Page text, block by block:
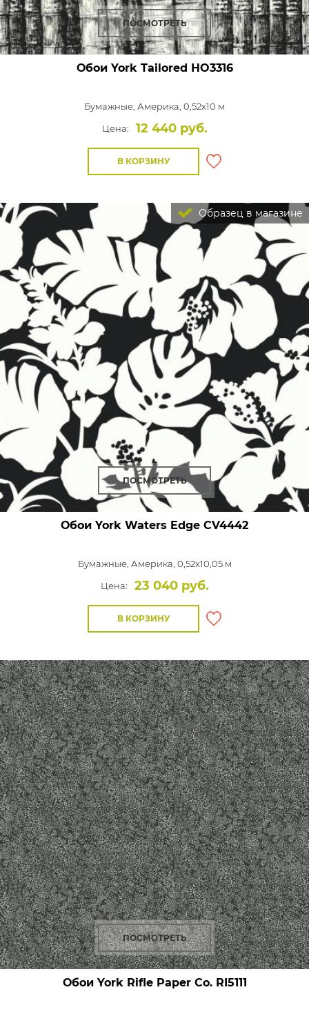
ПОСМОТРЕТЬ
Обои York Tailored HO3316
Бумажные, Америка, 0,52x10 м
Цена:
12 440 руб.
В КОРЗИНУ
Образец в магазине
ПОСМОТРЕТЬ
Обои York Waters Edge CV4442
Бумажные, Америка, 0,52x10,05 м
Цена:
23 040 руб.
В КОРЗИНУ
ПОСМОТРЕТЬ
Обои York Rifle Paper Co.RI5111